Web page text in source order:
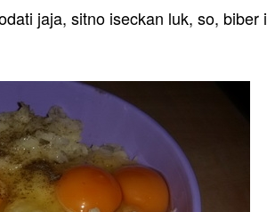
jaja, sitno iseckan luk, so, biber i